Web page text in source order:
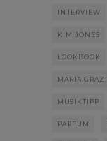
INTERVIEW
KIM JONES
LOOKBOOK
MARIA
MUSIKTIPP
PARFUM